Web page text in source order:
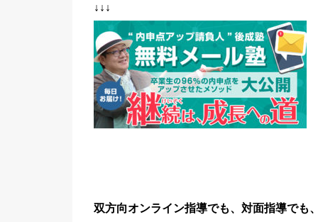
↓↓↓
双方向オンライン指導でも、対面指導でも